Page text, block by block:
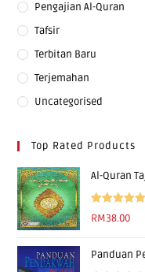
Pengajian Al-Quran
Tafsir
Terbitan Baru
Terjemahan
Uncategorised
Top Rated Products
Al-Quran
Rated 5.00
RM38.00
Panduan